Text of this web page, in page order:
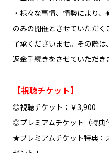
・様々な事情、情勢により
のみの開催とさせていただ
了承くださいませ。その際
返金手続きをさせていただき
【視聴チケット】
◎視聴チケット：￥3,900
◎プレミアムチケット（特典
★プレミアムチケット特典：